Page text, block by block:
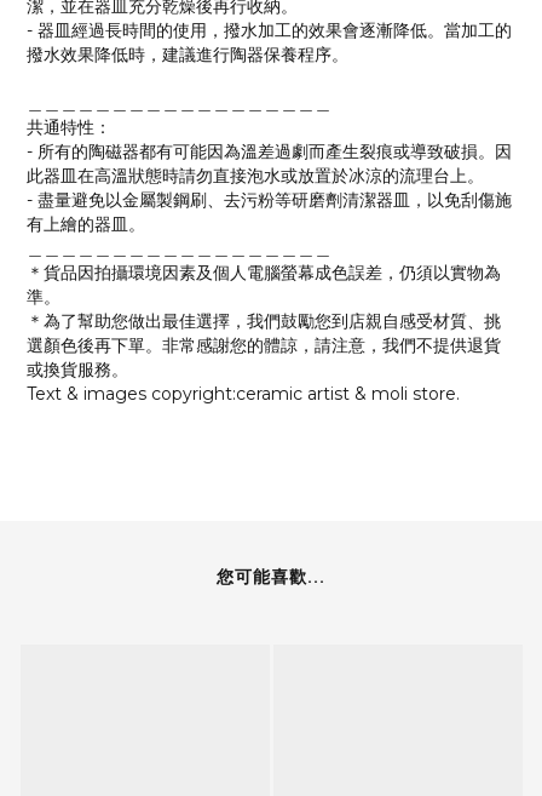
潔，並在器皿充分乾燥後再行收納。
- 器皿經過長時間的使用，撥水加工的效果會逐漸降低。當加工的
撥水效果降低時，建議進行陶器保養程序。
共通特性：
- 所有的陶磁器都有可能因為溫差過劇而產生裂痕或導致破損。因
此器皿在高溫狀態時請勿直接泡水或放置於冰涼的流理台上。
- 盡量避免以金屬製鋼刷、去污粉等研磨劑清潔器皿，以免刮傷施
有上繪的器皿。
＊貨品因拍攝環境因素及個人電腦螢幕成色誤差，仍須以實物為
準。
＊為了幫助您做出最佳選擇，我們鼓勵您到店親自感受材質、挑
選顏色後再下單。非常感謝您的體諒，請注意，我們不提供退貨
或換貨服務。
Text & images copyright:ceramic artist & moli store.
您可能喜歡...